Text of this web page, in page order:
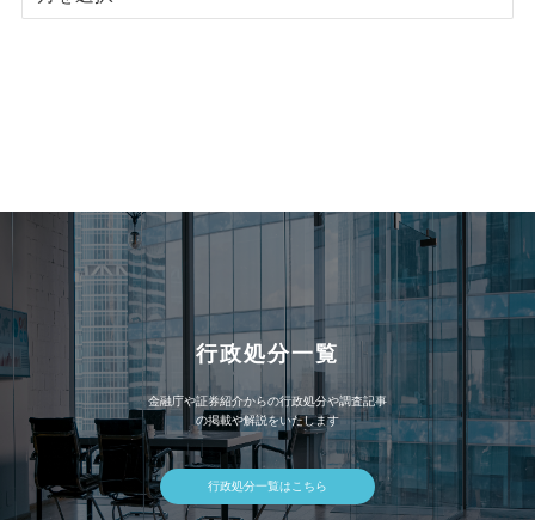
行政処分一覧
金融庁や証券紹介からの行政処分や調査記事
の掲載や解説をいたします
行政処分一覧はこちら